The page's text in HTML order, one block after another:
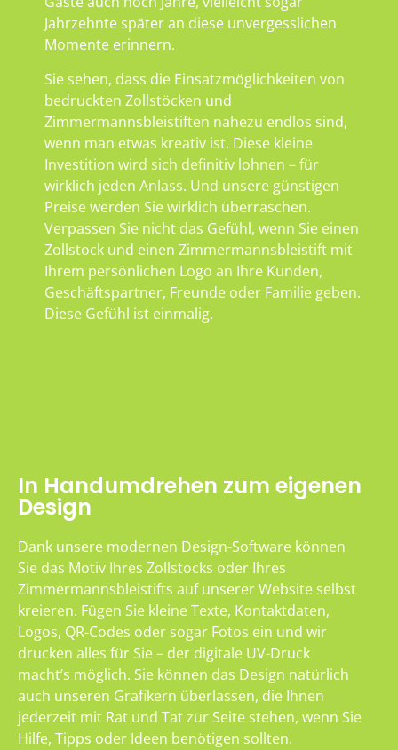
Jahrzehnte später an diese unvergesslichen
Momente erinnern.
Sie sehen, dass die Einsatzmöglichkeiten von
bedruckten Zollstöcken und
Zimmermannsbleistiften nahezu endlos sind,
wenn man etwas kreativ ist. Diese kleine
Investition wird sich definitiv lohnen – für
wirklich jeden Anlass. Und unsere günstigen
Preise werden Sie wirklich überraschen.
Verpassen Sie nicht das Gefühl, wenn Sie einen
Zollstock und einen Zimmermannsbleistift mit
Ihrem persönlichen Logo an Ihre Kunden,
Geschäftspartner, Freunde oder Familie geben.
Diese Gefühl ist einmalig.
In Handumdrehen zum eigenen
Design
Dank unsere modernen Design-Software können
Sie das Motiv Ihres Zollstocks oder Ihres
Zimmermannsbleistifts auf unserer Website selbst
kreieren. Fügen Sie kleine Texte, Kontaktdaten,
Logos, QR-Codes oder sogar Fotos ein und wir
drucken alles für Sie – der digitale UV-Druck
macht’s möglich. Sie können das Design natürlich
auch unseren Grafikern überlassen, die Ihnen
jederzeit mit Rat und Tat zur Seite stehen, wenn Sie
Hilfe, Tipps oder Ideen benötigen sollten.